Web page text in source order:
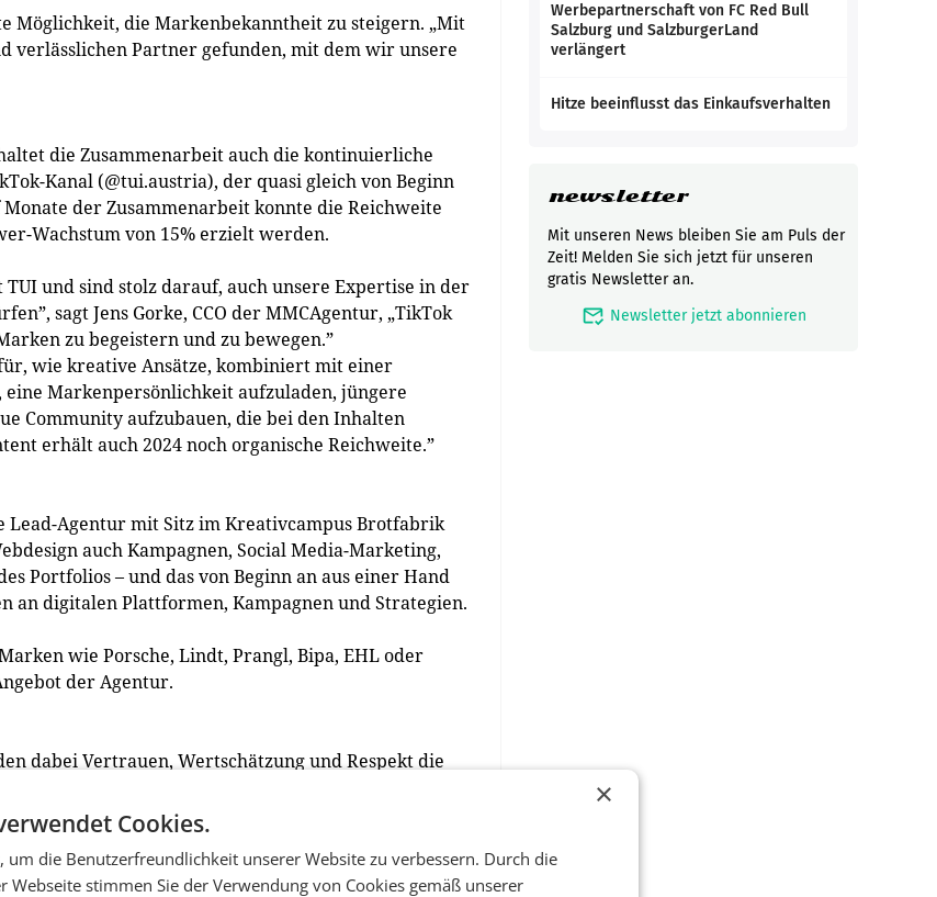
Möglichkeit, die Markenbekanntheit zu steigern. „Mit
verlässlichen Partner gefunden, mit dem wir unsere
die Zusammenarbeit auch die kontinuierliche
Kanal (@tui.austria), der quasi gleich von Beginn
der Zusammenarbeit konnte die Reichweite
Wachstum von 15% erzielt werden.
und sind stolz darauf, auch unsere Expertise in der
sagt Jens Gorke, CCO der MMCAgentur, „TikTok
zu begeistern und zu bewegen.”
wie ­kreative Ansätze, kombiniert mit einer
Markenpersönlichkeit aufzuladen, jüngere
Community aufzubauen, die bei den Inhalten
erhält auch 2024 noch organische Reichweite.”
Agentur mit Sitz im Kreativcampus Brotfabrik
auch Kampagnen, Social Media-Marketing,
Portfolios – und das von Beginn an aus einer Hand
an digitalen Plattformen, Kampagnen und Strategien.
wie Porsche, Lindt, Prangl, Bipa, EHL oder
der Agentur.
dabei Vertrauen, Wertschätzung und ­Respekt die
von Unternehmen erwarten”, illustriert Gorke die
der Umsetzung für den Kunden TUI zeigt, dass man
(gs)
Werbepartnerschaft von FC Red Bull
Salzburg und SalzburgerLand
verlängert
Hitze beeinflusst das Einkaufsverhalten
newsletter
Mit unseren News bleiben Sie am Puls der
Zeit! Melden Sie sich jetzt für unseren
gratis Newsletter an.
mark_email_read Newsletter jetzt abonnieren
×
Cookies.
um die Benutzerfreundlichkeit unserer Website zu verbessern. Durch die
Webseite stimmen Sie der Verwendung von Cookies gemäß unserer